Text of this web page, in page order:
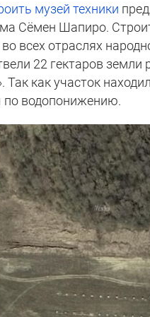
музей техники
Сёмен Шапиро.
всех отраслях
22 гектаров
как участок
по водопонижению.